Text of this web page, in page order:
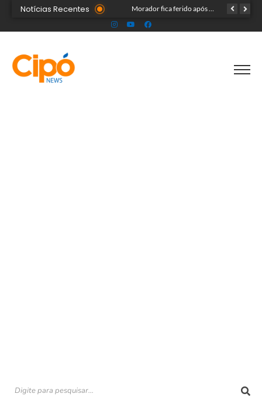
Notícias Recentes Após identificar falhas, MPAC monitora assistência a adultos com autismo em Cruzeiro